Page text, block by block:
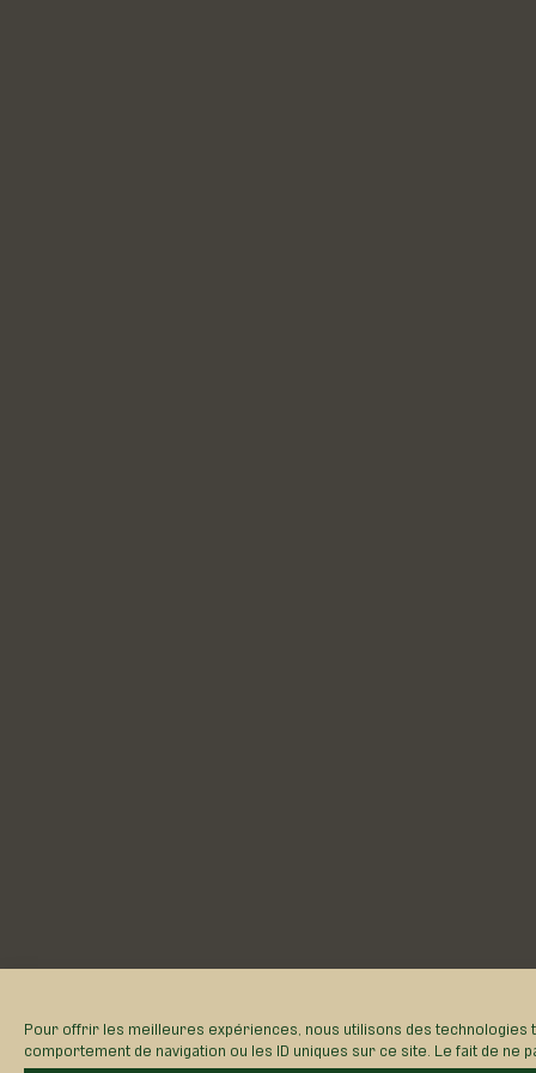
Pour offrir les meilleures expériences, nous utilisons des
comportement de navigation ou les ID uniques sur ce site. Le fait de